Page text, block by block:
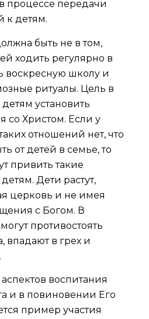
процессе передачи
к детям.
быть не в том,
ходить регулярно в
воскресную школу и
ритуалы. Цель в
установить
со Христом. Если у
отношений нет, что
от детей в семье, то
привить такие
Дети растут,
церковь и не имея
с Богом. В
противостоять
в грех и
воспитания
и в повиновении Его
пример участия